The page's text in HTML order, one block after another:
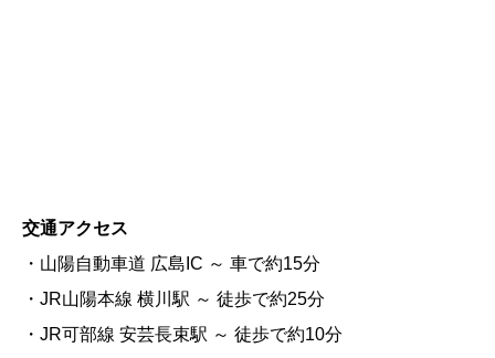
交通アクセス
・山陽自動車道 広島IC ～ 車で約15分
・JR山陽本線 横川駅 ～ 徒歩で約25分
・JR可部線 安芸長束駅 ～ 徒歩で約10分